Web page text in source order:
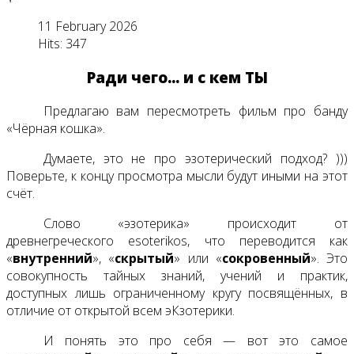
11 February 2026
Hits: 347
Ради чего... и с кем ТЫ
Предлагаю вам пересмотреть фильм про банду
«Чёрная кошка».
Думаете, это не про эзотерический подход? )))
Поверьте, к концу просмотра мысли будут иными на этот
счёт.
Слово «эзотерика» происходит от
древнегреческого esoterikos, что переводится как
«внутренний», «скрытый» или «сокровенный». Это
совокупность тайных знаний, учений и практик,
доступных лишь ограниченному кругу посвящённых, в
отличие от открытой всем эКзотерики.
И понять это про себя — вот это самое